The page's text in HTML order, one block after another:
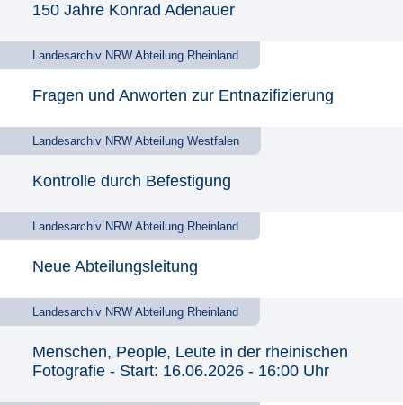
150 Jahre Konrad Adenauer
Fragen und Anworten zur Entnazifizierung
Landesarchiv NRW Abteilung Rheinland
Kontrolle durch Befestigung
Landesarchiv NRW Abteilung Westfalen
Neue Abteilungsleitung
Landesarchiv NRW Abteilung Rheinland
Menschen, People, Leute in der rheinischen
Fotografie - Start: 16.06.2026 - 16:00 Uhr
Landesarchiv NRW Abteilung Rheinland